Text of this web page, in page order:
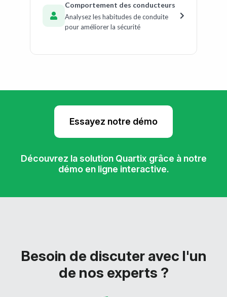
Comportement des conducteurs
Analysez les habitudes de conduite
pour améliorer la sécurité
Essayez notre démo
Découvrez la solution Quartix grâce à notre
démo en ligne interactive.
Besoin de discuter avec l'un
de nos experts ?